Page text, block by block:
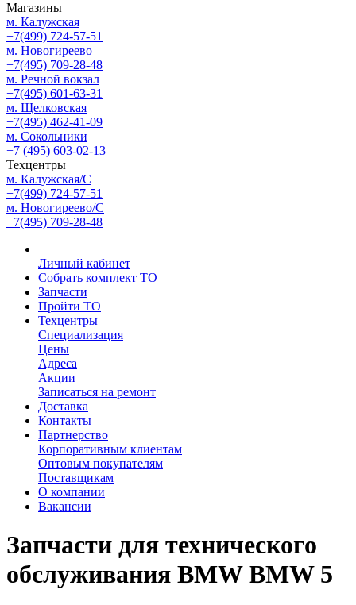
Магазины
м. Калужская
+7(499) 724-57-51
м. Новогиреево
+7(495) 709-28-48
м. Речной вокзал
+7(495) 601-63-31
м. Щелковская
+7(495) 462-41-09
м. Сокольники
+7 (495) 603-02-13
Техцентры
м. Калужская/С
+7(499) 724-57-51
м. Новогиреево/С
+7(495) 709-28-48
Личный кабинет
Собрать комплект ТО
Запчасти
Пройти ТО
Техцентры
Специализация
Цены
Адреса
Акции
Записаться на ремонт
Доставка
Контакты
Партнерство
Корпоративным клиентам
Оптовым покупателям
Поставщикам
О компании
Вакансии
Запчасти для технического
обслуживания BMW BMW 5